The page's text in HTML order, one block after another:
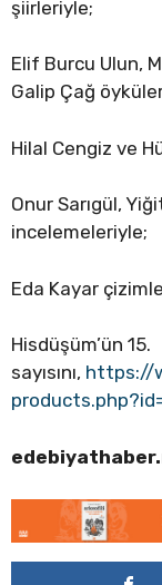
şiirleriyle;
Elif Burcu Ulun,
Galip Çağ
Hilal Cengiz ve
Onur Sarıgül,
incelemeleriyle;
Eda Kayar
Hisdüşüm’ün 15.
sayısını, https://